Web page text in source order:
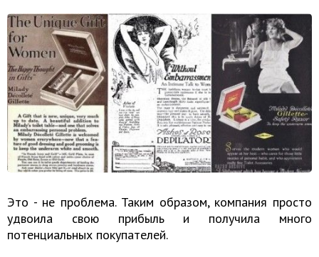
Это - не проблема. Таким образом, компания просто
удвоила свою прибыль и получила много
потенциальных покупателей.